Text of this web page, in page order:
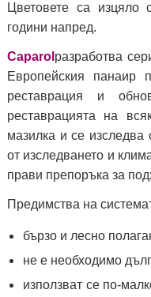
Цветовете са изцяло
години напред.
Caparol разработва
Европейския панаир
реставрация и
реставрацията на
мазилка и се
от изследването и
прави препоръка за
Предимства на
бързо и лесно
не е необходимо
използват се по-